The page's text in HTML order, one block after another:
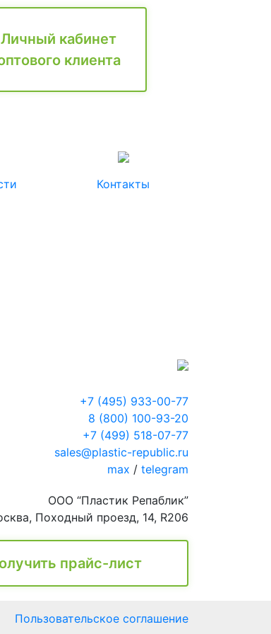
Личный кабинет
клиента
Контакты
+7 (495) 933-00-77
8 (800) 100-93-20
+7 (499) 518-07-77
sales@plastic-republic.ru
max / telegram
ООО “Пластик Репаблик”
Походный проезд, 14, R206
прайс-лист
Пользовательское соглашение